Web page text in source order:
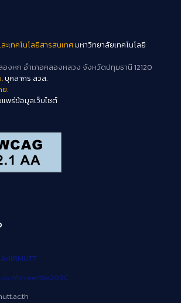
ะเทคโนโลยีสารสนเทศมหาวิทยาลัยเทคโนโลยี
งหก อำเภอคลองหลวง จังหวัดปทุมธานี 12120
บุคลากร สวส.
.
พร่ข้อมูลเว็บไซต์
lin.ee/tXe209C